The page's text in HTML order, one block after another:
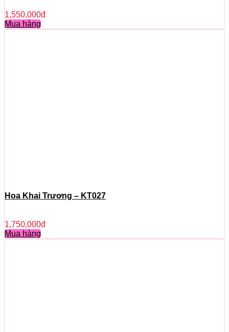
1,550,000đ
Mua hàng
Hoa Khai Trương – KT027
1,750,000đ
Mua hàng